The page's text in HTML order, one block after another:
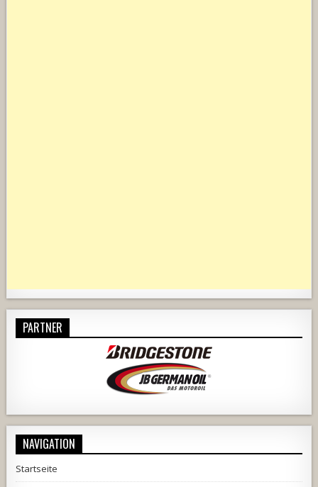
PARTNER
NAVIGATION
Startseite